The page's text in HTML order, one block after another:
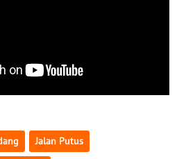
Jalan Putus